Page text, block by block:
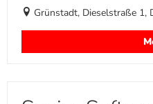
Grünstadt, Dieselstraße 1,